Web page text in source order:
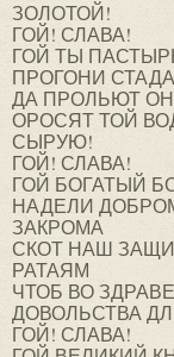
ЗОЛОТОЙ!
ГОЙ! СЛАВА!
ГОЙ ТЫ
ПРОГОНИ
ДА ПРОЛЬЮТ
ОРОСЯТ ТОЙ
СЫРУЮ!
ГОЙ! СЛАВА!
ГОЙ БОГАТЫЙ
НАДЕЛИ
ЗАКРОМА
СКОТ НАШ
РАТАЯМ
ЧТОБ ВО
ДОВОЛЬСТВА
ГОЙ! СЛАВА!